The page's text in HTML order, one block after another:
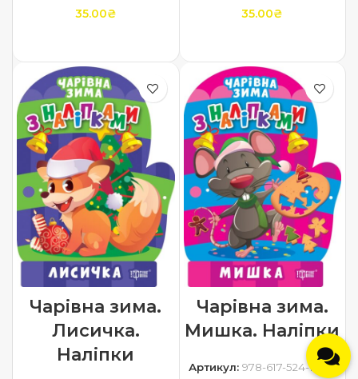
35.00₴ 35.00₴
Чарівна зима.
Лисичка.
Наліпки
Чарівна зима.
Мишка. Наліпки
Артикул: 978-617-524-176-9